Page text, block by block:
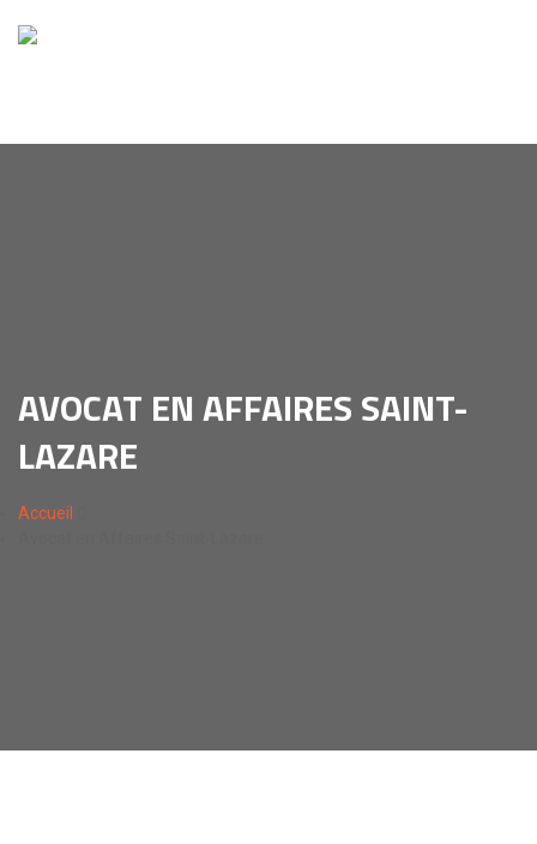
AVOCAT EN AFFAIRES SAINT-
LAZARE
Accueil